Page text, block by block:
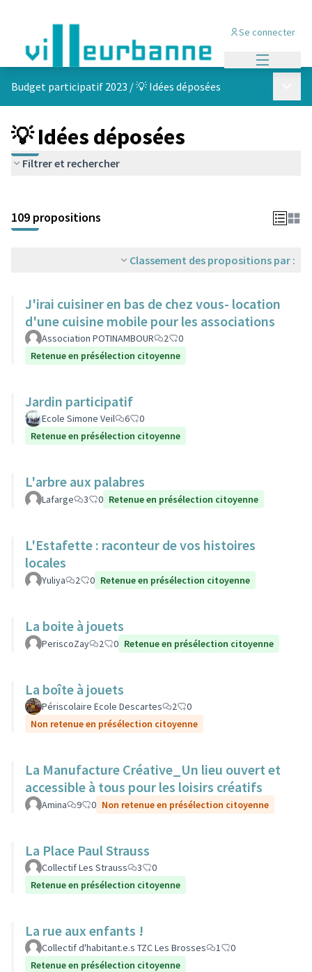
Se connecter
Budget participatif 2023 /💡 Idées déposées
💡 Idées déposées
Filtrer et rechercher
+
−
109 propositions
Classement des propositions par :
J'irai cuisiner en bas de chez vous- location
d'une cuisine mobile pour les associations
Association POTINAMBOUR 2
0
Retenue en présélection citoyenne
Jardin participatif
Ecole Simone Veil 6
0
Retenue en présélection citoyenne
L'arbre aux palabres
Lafarge 3 0 Retenue en présélection citoyenne
L'Estafette : raconteur de vos histoires
locales
Yuliya 2 0 Retenue en présélection citoyenne
La boite à jouets
PeriscoZay 2 0 Retenue en présélection citoyenne
La boîte à jouets
Périscolaire Ecole Descartes 2
0
Non retenue en présélection citoyenne
La Manufacture Créative_Un lieu ouvert et
accessible à tous pour les loisirs créatifs
Amina 9 0 Non retenue en présélection citoyenne
La Place Paul Strauss
Collectif Les Strauss 3
0
Retenue en présélection citoyenne
La rue aux enfants !
Collectif d'habitant.e.s TZC Les Brosses 1
0
Retenue en présélection citoyenne